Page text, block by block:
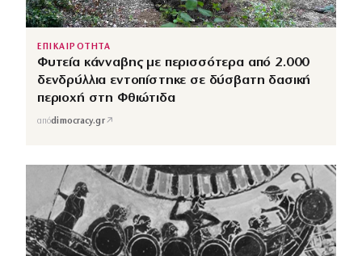
ΕΠΙΚΑΙΡΟΤΗΤΑ
Φυτεία κάνναβης με περισσότερα από 2.000
δενδρύλλια εντοπίστηκε σε δύσβατη δασική
περιοχή στη Φθιώτιδα
απόdimocracy.gr↗